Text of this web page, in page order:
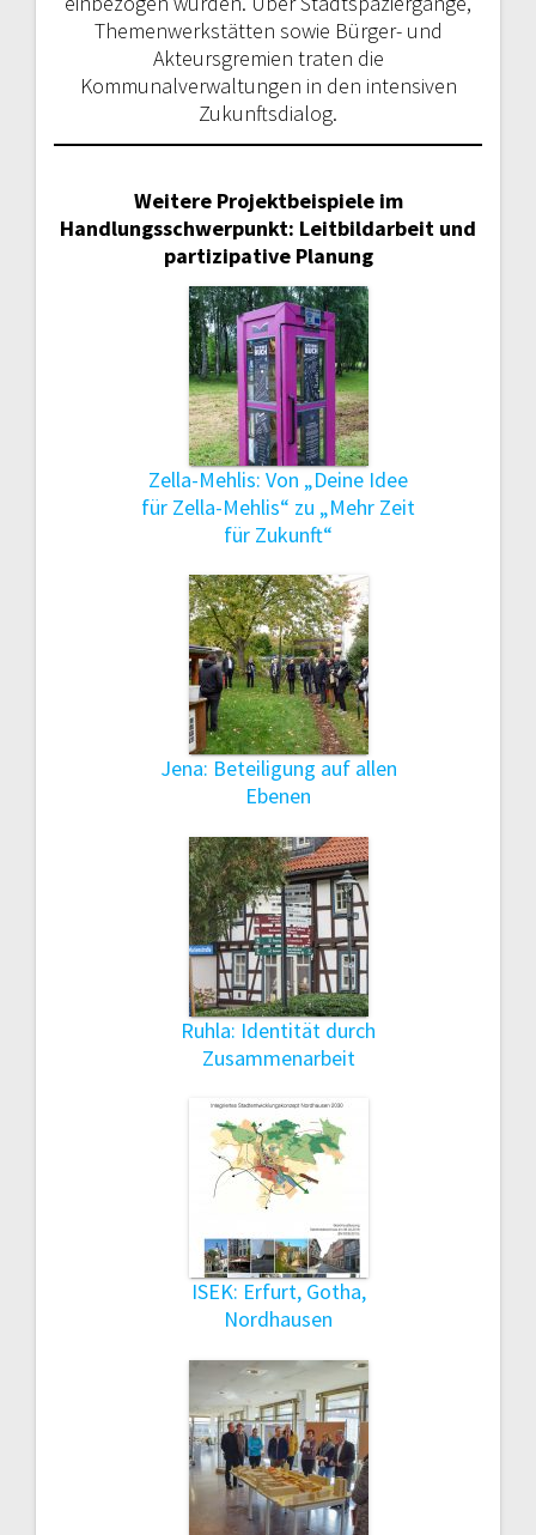
Themenwerk­stätten sowie Bürger- und
Akteursgremi­en traten die
Kommunalverwaltungen in den intensiven
Zukunftsdialog.
Weitere Projektbeispiele im
Handlungsschwerpunkt: Leitbildarbeit und
partizipative Planung
Zella-Mehlis: Von „Deine Idee
für Zella-Mehlis“ zu „Mehr Zeit
für Zukunft“
Jena: Beteiligung auf allen
Ebenen
Ruhla: Identität durch
Zusammenarbeit
ISEK: Erfurt, Gotha,
Nordhausen